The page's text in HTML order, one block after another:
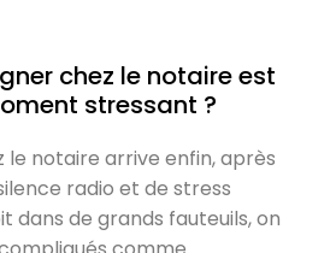
chez le notaire est
stressant ?
le notaire arrive enfin, après
radio et de stress
dans de grands fauteuils, on